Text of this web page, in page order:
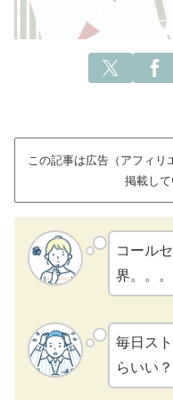
この記事は広告（アフィ
掲載し
コール
界。。。
毎日ス
らいい？